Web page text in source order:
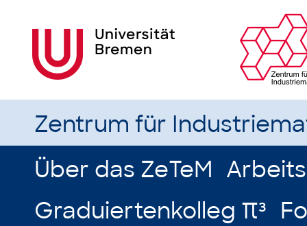
Zentrum für
Über das ZeTeM
Graduiertenkolleg π³